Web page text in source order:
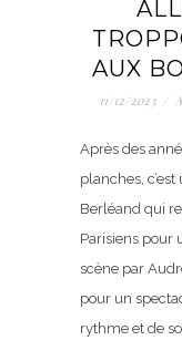
AUX
11/12/2023 /
Après des
planches,
Berléand qui
Parisiens pour
scène par
pour un
rythme et de